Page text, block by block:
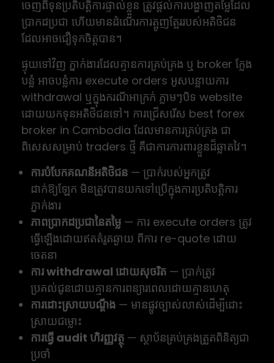
ចេញពីទុនប្រតិបត្តិការផ្ទាល់ខ្លួន ត្រូវផ្តល់ការបង្ហាញតម្លៃដែល
ប្រាកដប្រជា ហើយមានដំណើរការត្អូញត្អែររបស់អតិថិជន
ដែលអាចជឿទុកចិត្តបាន។
ផ្ទុយទៅវិញ ភ្នាក់ងារដែលគ្មានការគ្រប់គ្រង ឬ broker ក្លែង
បន្លំ អាចបន្លំការ execute orders អូសបន្លាយការ
withdrawal ឬក្នុងករណីអាក្រក់ ភ្លាមៗបិទ website
ដោយយកទុនអតិថិជនទៅ។ ការជ្រើសរើស best forex
broker in Cambodia ដែលមានការគ្រប់គ្រង ជា
ពិសេសសម្រាប់ traders ថ្មី គឺជាការការពារខ្លួនដ៏ឆ្លាតវៃ។
ការបំបែកគណនីអតិថិជន — ប្រាក់របស់អ្នកត្រូវ
ដាក់ឱ្យឡែក មិនត្រូវបានយកទៅប្រើក្នុងការប្រតិបត្តិការ
ភ្នាក់ងារ
ភាពប្រាកដប្រជានៃតម្លៃ — ការ execute orders ត្រូវ
ធ្វើឡើងដោយឥតតំរូតឆ្ងាយ ពីការ re-quote ដោយ
ចេតនា
ការ withdrawal ដោយសុចរិត — ប្រាក់ត្រូវ
ប្រគល់ជូនដោយគ្មានការពន្យារពេលដោយគ្មានហេតុ
ការដោះស្រាយបណ្តឹង — មានផ្លូវច្បាស់លាស់ដើម្បីដោះ
ស្រាយជម្លោះ
ការធ្វើ audit ហិរញ្ញវត្ថុ — ស្ថាប័នគ្រប់គ្រងត្រួតពិនិត្យជា
ប្រចាំ